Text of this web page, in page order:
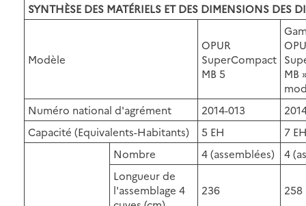
SYNTHÈSE DES MATÉRIELS ET DES DIMENSIONS DES
Modèle
OPUR
SuperCompact
MB 5
MB
Numéro national d'agrément
2014-013
Capacité (Equivalents-Habitants)
5 EH 7
Nombre 4 (assemblées)
4
Longueur de
l'assemblage 4
236 258